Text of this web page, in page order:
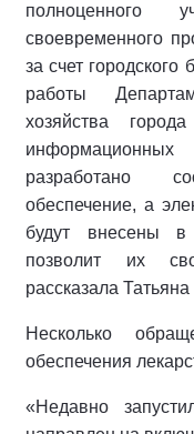
полноценного
своевременного
за счет городского
работы
хозяйства
разработано
обеспечение, а
будут внесены в
позволит их
рассказала
Несколько
обеспечения
«Недавно